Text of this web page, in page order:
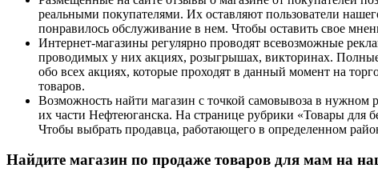
реальными покупателями. Их оставляют пользователи
понравилось обслуживание в нем. Чтобы оставить свое
Интернет-магазины регулярно проводят всевозможные
проводимых у них акциях, розыгрышах, викторинах.
обо всех акциях, которые проходят в данный момент на
товаров.
Возможность найти магазин с точкой самовывоза в нужном
их части Нефтеюганска. На странице рубрики «Товары для
Чтобы выбрать продавца, работающего в определенном
Найдите магазин по продаже товаров для мам на